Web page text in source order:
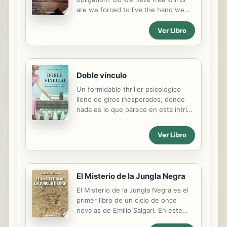
trapicheos de favores. Piapón -
símbolo del cortesano de entonces...
are we forced to live the hand we
are dealt? If you cannot live with
dignity, can you die with it? This
poignant novel, told through a series
life, death, the State, and the
Ver Libro
Doble vínculo
Un formidable thriller psicológico
lleno de giros inesperados, donde
nada es lo que parece en esta intriga
Ver Libro
El Misterio de la Jungla Negra
El Misterio de la Jungla Negra es el
primer libro de un ciclo de once
novelas de Emilio Salgari. En este